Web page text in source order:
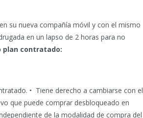
su nueva compañía móvil y con el mismo
en un lapso de 2 horas para no
plan contratado:
• Tiene derecho a cambiarse con el
que puede comprar desbloqueado en
de la modalidad de compra del